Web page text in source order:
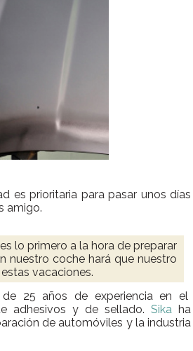
es prioritaria para pasar unos días
amigo.
lo primero a la hora de preparar
nuestro coche hará que nuestro
vacaciones.
25 años de experiencia en el
adhesivos y de sellado. Sika ha
de automóviles y la industria